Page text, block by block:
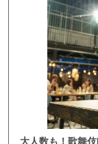
大人数も！歌舞